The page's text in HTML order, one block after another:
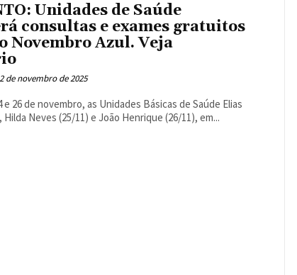
Unidades de Saúde
consultas e exames gratuitos
Novembro Azul. Veja
de novembro de 2025
e 26 de novembro, as Unidades Básicas de Saúde Elias
Hilda Neves (25/11) e João Henrique (26/11), em...